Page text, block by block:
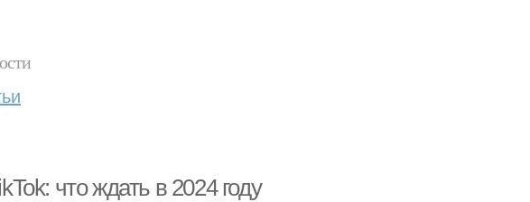
что ждать в 2024 году